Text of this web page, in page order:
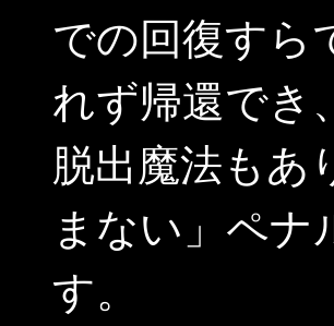
での回復すら
れず帰還でき
脱出魔法もあ
まない」ペ
す。